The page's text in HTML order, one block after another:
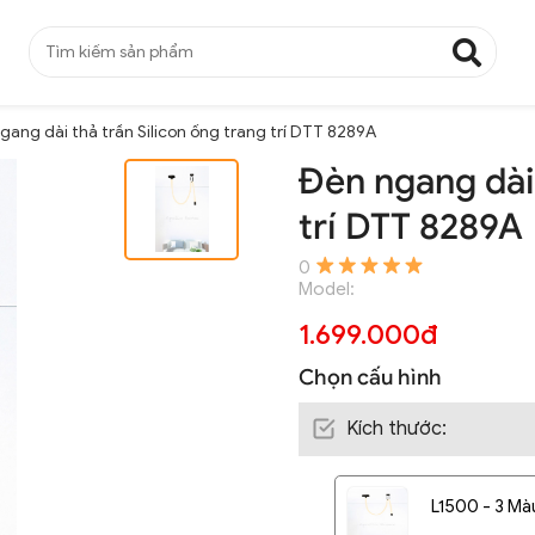
dài thả trần Silicon ống trang trí DTT 8289A
Đèn ngang
trí DTT 8289A
0
Model:
1.699.000đ
Chọn cấu hình
Kích thước:
L1500 - 3